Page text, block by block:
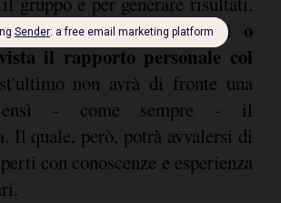
le ambizioni personali o
il rapporto personale col
non avrà di fronte una
- come sempre - il
Il quale, però, potrà avvalersi di
con conoscenze e esperienza